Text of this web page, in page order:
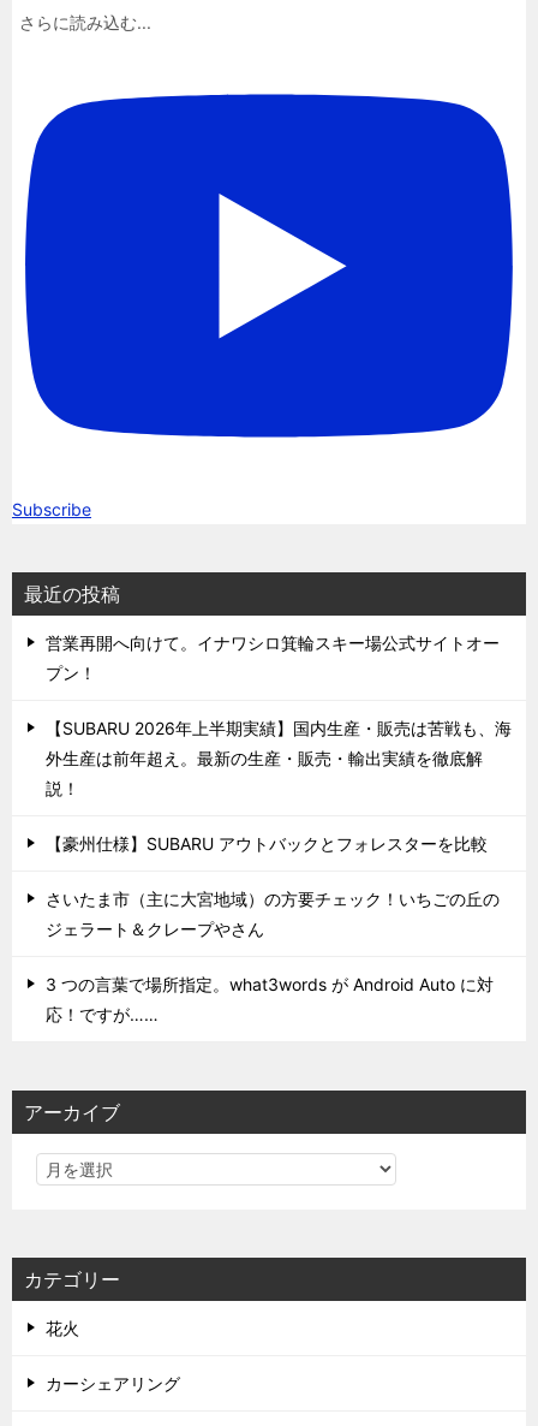
さらに読み込む...
Subscribe
最近の投稿
営業再開へ向けて。イナワシロ箕輪スキー場公式サイトオー
プン！
【SUBARU 2026年上半期実績】国内生産・販売は苦戦も、海
外生産は前年超え。最新の生産・販売・輸出実績を徹底解
説！
【豪州仕様】SUBARU アウトバックとフォレスターを比較
さいたま市（主に大宮地域）の方要チェック！いちごの丘の
ジェラート＆クレープやさん
3 つの言葉で場所指定。what3words が Android Auto に対
応！ですが……
アーカイブ
カテゴリー
花火
カーシェアリング